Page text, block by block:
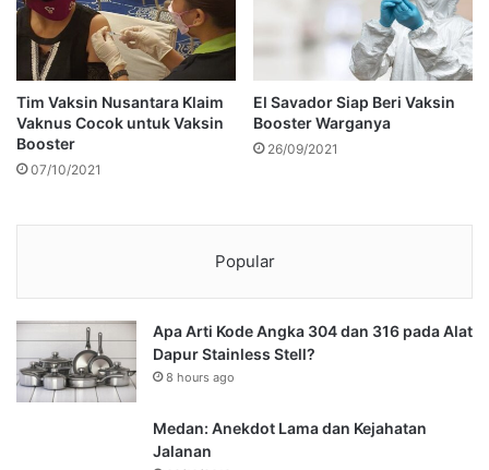
Tim Vaksin Nusantara Klaim
Vaknus Cocok untuk Vaksin
Booster
07/10/2021
El Savador Siap Beri Vaksin
Booster Warganya
26/09/2021
Popular
Apa Arti Kode Angka 304 dan 316 pada Alat
Dapur Stainless Stell?
8 hours ago
Medan: Anekdot Lama dan Kejahatan
Jalanan